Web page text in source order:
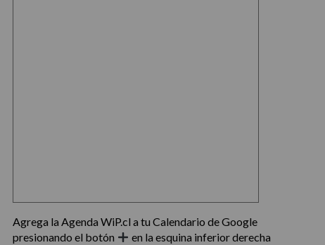
Agrega la Agenda WiP.cl a tu Calendario de Google
presionando el botón
en la esquina inferior derecha